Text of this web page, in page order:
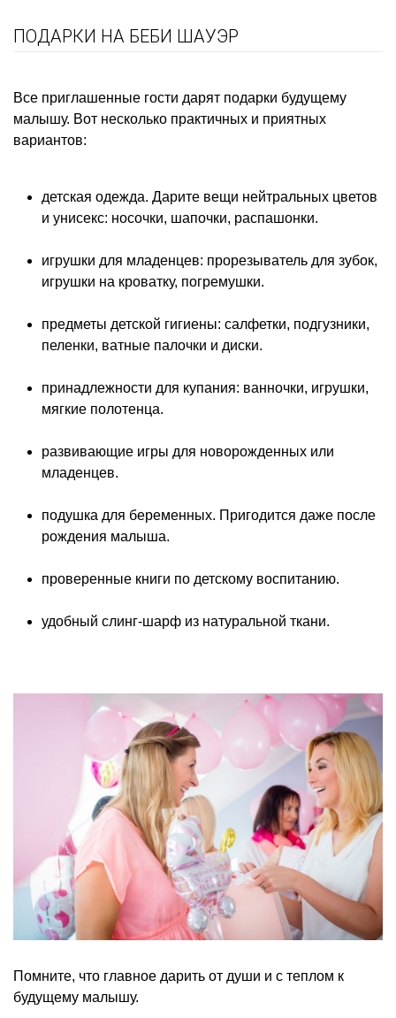
ПОДАРКИ НА БЕБИ ШАУЭР
Все приглашенные гости дарят подарки будущему
малышу. Вот несколько практичных и приятных
вариантов:
детская одежда. Дарите вещи нейтральных цветов
и унисекс: носочки, шапочки, распашонки.
игрушки для младенцев: прорезыватель для зубок,
игрушки на кроватку, погремушки.
предметы детской гигиены: салфетки, подгузники,
пеленки, ватные палочки и диски.
принадлежности для купания: ванночки, игрушки,
мягкие полотенца.
развивающие игры для новорожденных или
младенцев.
подушка для беременных. Пригодится даже после
рождения малыша.
проверенные книги по детскому воспитанию.
удобный слинг-шарф из натуральной ткани.
Помните, что главное дарить от души и с теплом к
будущему малышу.